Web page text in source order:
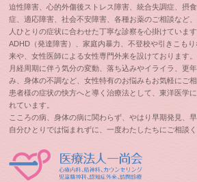
迫性障害、心的外傷後ストレス障害、統合失調症、摂
症、適応障害、社会不安障害、各種お薬のご相談など
人ひとりの症状に合わせた丁寧な診察を心掛けています
ADHD（発達障害）、家庭内暴力、不登校や引きこも
来や、女性医師による女性専門外来を設けております
月経周期に伴う気分の変動、落ち込みやイライラ、更
み、身体の不調など、女性特有のお悩みもお気軽にご相
患者様の症状の快方へと導く治療法として、東洋医学
れています。
こころの病、身体の病に関わらず、やはり早期発見、
自分ひとりでは悩まれずに、一度わたしたちにご相談く